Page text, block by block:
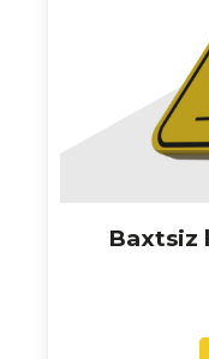
Baxtsiz